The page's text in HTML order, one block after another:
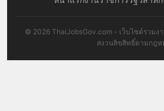
© 2026 ThaiJobsGov.com - เว็บไซต์รวมงา
สงวนลิขสิทธิ์ตามกฎห